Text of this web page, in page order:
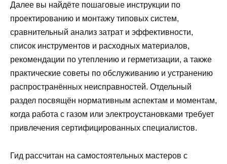
Далее вы найдёте пошаговые инструкции по
проектированию и монтажу типовых систем,
сравнительный анализ затрат и эффективности,
список инструментов и расходных материалов,
рекомендации по утеплению и герметизации, а также
практические советы по обслуживанию и устранению
распространённых неисправностей. Отдельный
раздел посвящён нормативным аспектам и моментам,
когда работа с газом или электроустановками требует
привлечения сертифицированных специалистов.
Гид рассчитан на самостоятельных мастеров с